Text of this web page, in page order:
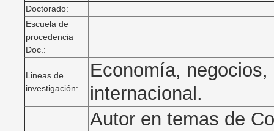
Doctorado:
Escuela de
procedencia
Doc.:
Lineas de
investigación:
Economía,
internacional.
Autor en temas de